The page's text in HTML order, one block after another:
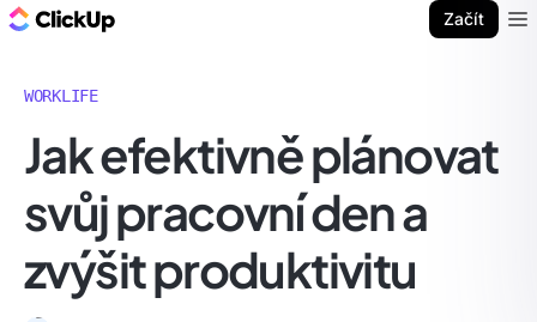
Začít
WORKLIFE
Jak efektivně plánovat
svůj pracovní den a
zvýšit produktivitu